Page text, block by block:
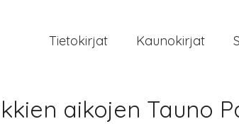
Tietokirjat Kaunokirjat
aikojen Tauno